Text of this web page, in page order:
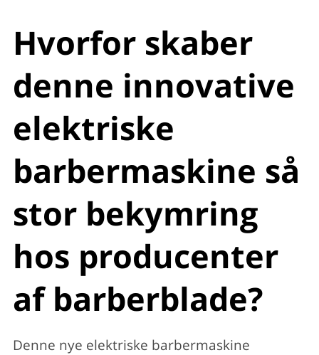
Hvorfor skaber
denne innovative
elektriske
barbermaskine så
stor bekymring
hos producenter
af barberblade?
Denne nye elektriske barbermaskine